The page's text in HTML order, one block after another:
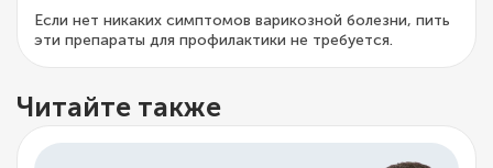
Если нет никаких симптомов варикозной болезни, пить
эти препараты для профилактики не требуется.
Читайте также